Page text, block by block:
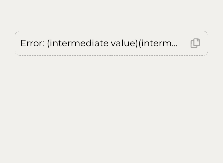
Error: (intermediate value)(intermediate value)(intermediate value).replaceAll is not a function